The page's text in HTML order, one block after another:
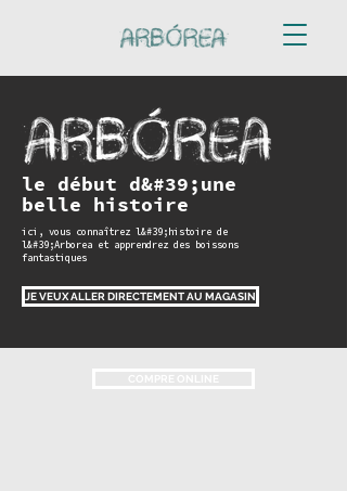
le début d&#39;une
belle histoire
ici, vous connaîtrez l&#39;histoire de
l&#39;Arborea et apprendrez des boissons
fantastiques
JE VEUX ALLER DIRECTEMENT AU MAGASIN